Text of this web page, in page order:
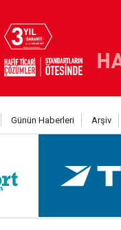
Günün Haberleri Arşiv